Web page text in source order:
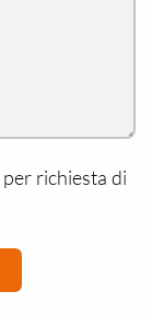
per richiesta di